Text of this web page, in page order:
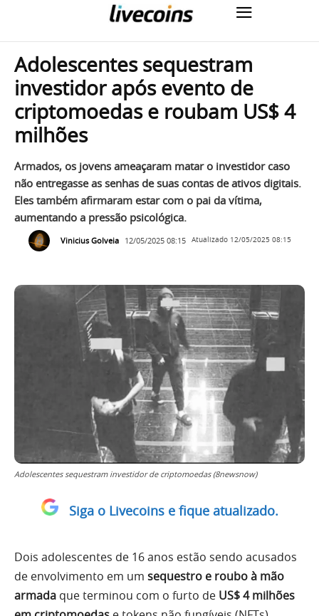
Adolescentes sequestram
investidor após evento de
criptomoedas e roubam US$ 4
milhões
Armados, os jovens ameaçaram matar o investidor caso
não entregasse as senhas de suas contas de ativos digitais.
Eles também afirmaram estar com o pai da vítima,
aumentando a pressão psicológica.
Vinicius Golveia 12/05/2025 08:15 Atualizado 12/05/2025 08:15
Adolescentes sequestram investidor de criptomoedas (8newsnow)
Siga o Livecoins e fique atualizado.
Dois adolescentes de 16 anos estão sendo acusados
de envolvimento em um sequestro e roubo à mão
armada que terminou com o furto de US$ 4 milhões